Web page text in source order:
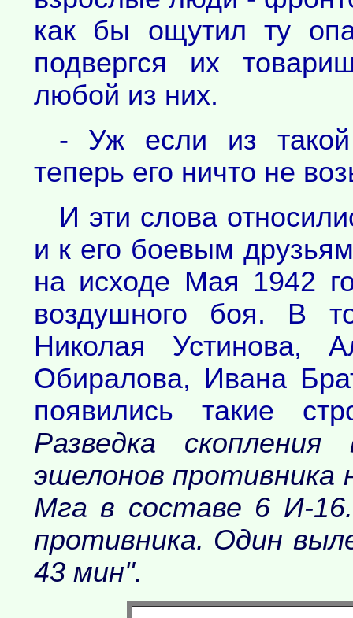
как бы ощутил ту
подвергся их
любой из них.
- Уж если из
теперь его ничто не
И эти слова
и к его боевым
на исходе Мая 1942
воздушного боя. В
Николая Устинова,
Обиралова, Ивана
появились такие
Разведка
эшелонов противника
Мга в составе 6 И-
противника. Один
43 мин".